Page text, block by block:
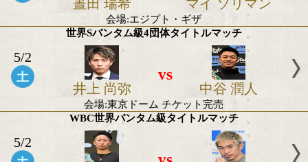
オレクサンドル
ウシク
リコ ヴァー
ベン
会場:エジプト・ギザ
WBO女子世界Sフライ級タイトルマッチ
晝田 瑞希
vs
マイ ソリ
会場:エジプト・ギザ